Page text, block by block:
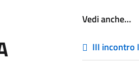
Vedi anche…
III incontro